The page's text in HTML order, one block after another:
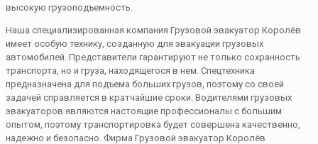
высокую грузоподъемность.
Наша специализированная компания Грузовой эвакуатор Королёв
имеет особую технику, созданную для эвакуации грузовых
автомобилей. Представители гарантируют не только сохранность
транспорта, но и груза, находящегося в нем. Спецтехника
предназначена для подъема больших грузов, поэтому со своей
задачей справляется в кратчайшие сроки. Водителями грузовых
эвакуаторов являются настоящие профессионалы с большим
опытом, поэтому транспортировка будет совершена качественно,
надежно и безопасно. Фирма Грузовой эвакуатор Королёв